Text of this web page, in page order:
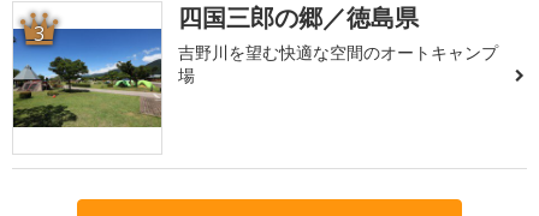
3 四国三郎の郷／徳島県
吉野川を望む快適な空間のオートキャンプ
場